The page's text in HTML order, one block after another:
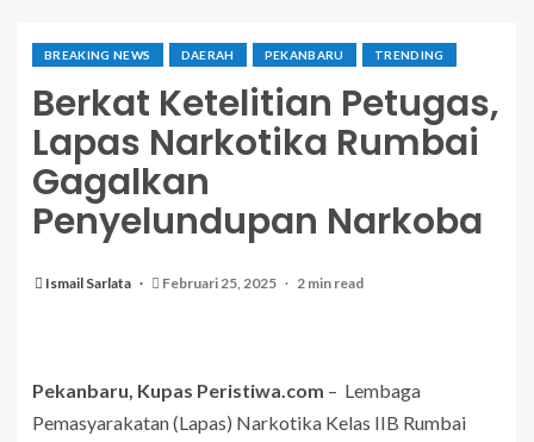
BREAKING NEWS DAERAH PEKANBARU TRENDING
Berkat Ketelitian Petugas,
Lapas Narkotika Rumbai
Gagalkan
Penyelundupan Narkoba
Ismail Sarlata Februari 25, 2025 2 min read
Pekanbaru, Kupas Peristiwa.com – Lembaga
Pemasyarakatan (Lapas) Narkotika Kelas IIB Rumbai